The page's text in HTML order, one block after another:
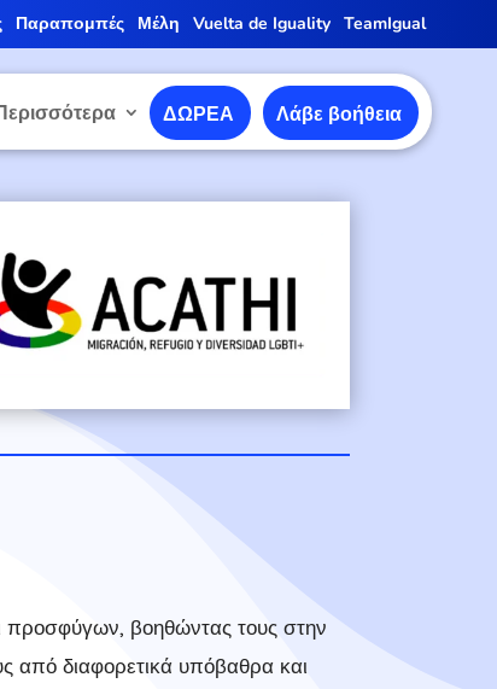
Παραπομπές Μέλη Vuelta de Iguality TeamIgual
ΔΩΡΕΑ Λάβε βοήθεια
προσφύγων, βοηθώντας τους στην
από διαφορετικά υπόβαθρα και